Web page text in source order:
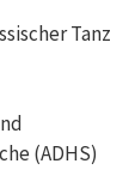
Tanz
(ADHS)